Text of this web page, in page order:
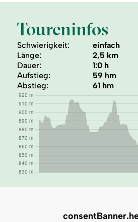
Toureninfos
Schwierigkeit:
einfach
Länge:
2,5 km
Dauer:
1:0 h
Aufstieg:
59 hm
Abstieg:
61 hm